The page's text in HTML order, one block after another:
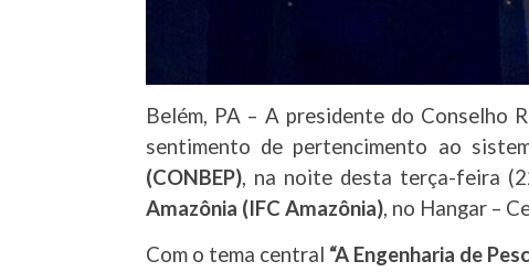
Belém, PA – A presidente do Conselho
sentimento de pertencimento ao
(CONBEP), na noite desta terça-feira
Amazônia (IFC Amazônia), no Hangar –
Com o tema central “A Engenharia de